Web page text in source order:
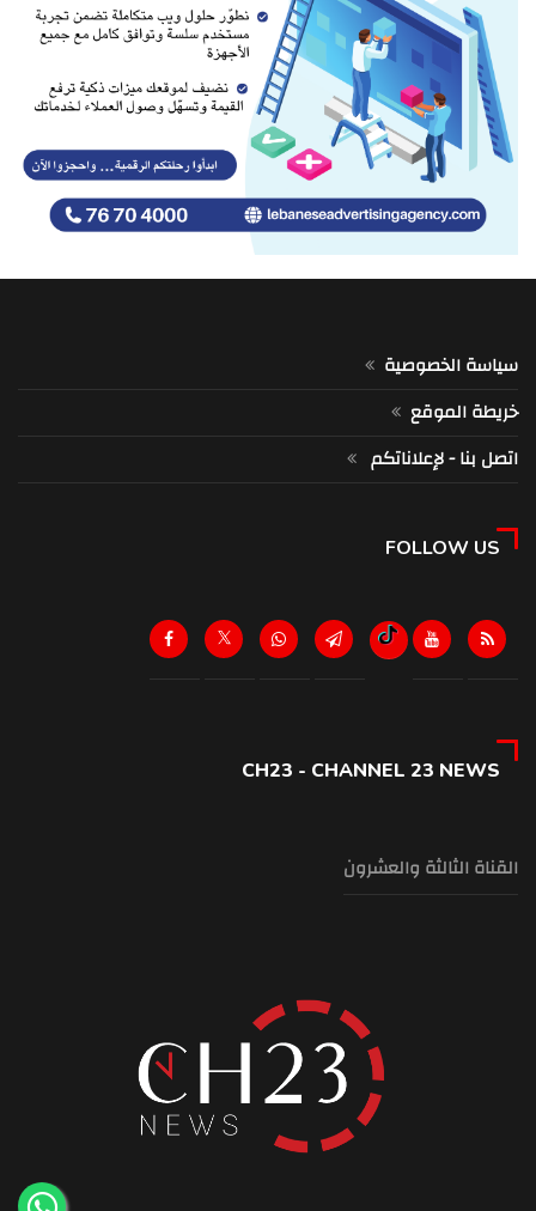
سياسة الخصوصية
خريطة الموقع
اتصل بنا - لإعلاناتكم
FOLLOW US
CH23 - CHANNEL 23 NEWS
القناة الثالثة والعشرون